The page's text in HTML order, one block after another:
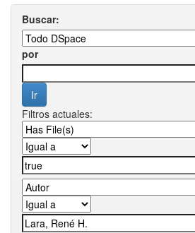
Buscar:
por
Filtros actuales: